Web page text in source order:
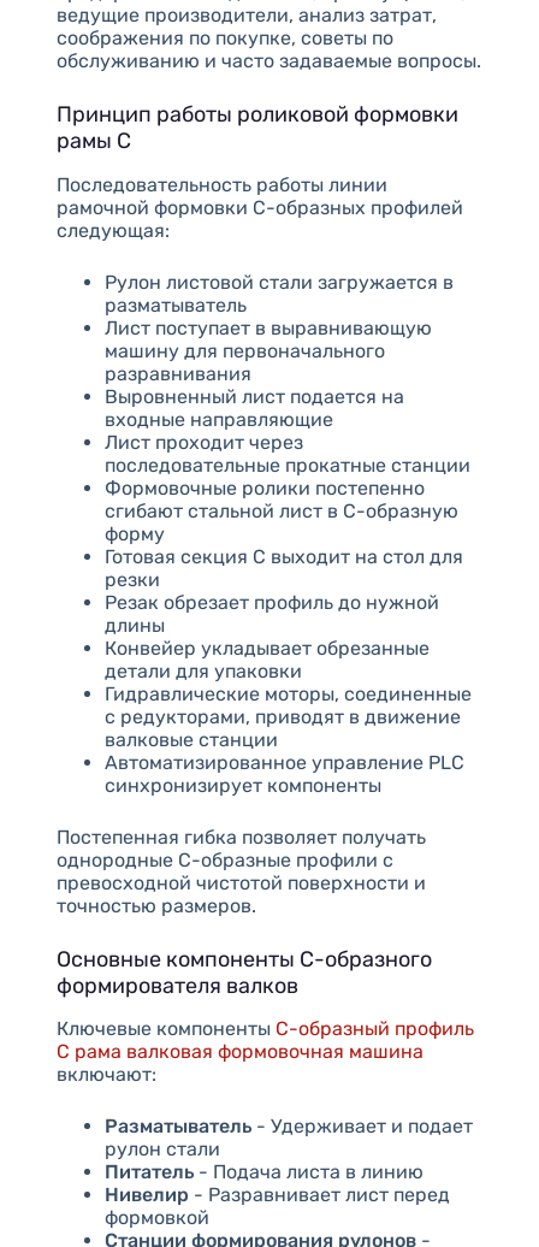
ведущие производители, анализ затрат,
соображения по покупке, советы по
обслуживанию и часто задаваемые вопросы.
Принцип работы роликовой формовки
рамы C
Последовательность работы линии
рамочной формовки C-образных профилей
следующая:
Рулон листовой стали загружается в
разматыватель
Лист поступает в выравнивающую
машину для первоначального
разравнивания
Выровненный лист подается на
входные направляющие
Лист проходит через
последовательные прокатные станции
Формовочные ролики постепенно
сгибают стальной лист в С-образную
форму
Готовая секция C выходит на стол для
резки
Резак обрезает профиль до нужной
длины
Конвейер укладывает обрезанные
детали для упаковки
Гидравлические моторы, соединенные
с редукторами, приводят в движение
валковые станции
Автоматизированное управление PLC
синхронизирует компоненты
Постепенная гибка позволяет получать
однородные С-образные профили с
превосходной чистотой поверхности и
точностью размеров.
Основные компоненты C-образного
формирователя валков
Ключевые компоненты C-образный профиль
C рама валковая формовочная машина
включают:
Разматыватель- Удерживает и подает
рулон стали
Питатель- Подача листа в линию
Нивелир - Разравнивает лист перед
формовкой
Станции формирования рулонов-